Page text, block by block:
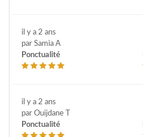
il y a 2 ans
par Samia A
Ponctualité
il y a 2 ans
par Ouijdane T
Ponctualité